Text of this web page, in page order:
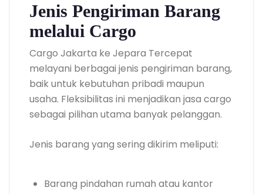
Jenis Pengiriman Barang
melalui Cargo
Cargo Jakarta ke Jepara Tercepat
melayani berbagai jenis pengiriman barang,
baik untuk kebutuhan pribadi maupun
usaha. Fleksibilitas ini menjadikan jasa cargo
sebagai pilihan utama banyak pelanggan.
Jenis barang yang sering dikirim meliputi:
Barang pindahan rumah atau kantor